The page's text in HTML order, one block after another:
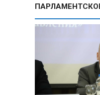
В
выиграли
первого
зимнему